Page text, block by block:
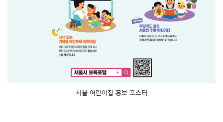
서울 어린이집 홍보 포스터